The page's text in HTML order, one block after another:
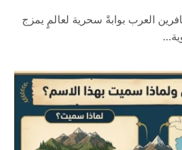
العرب بوابةً سحرية لعالمٍ يمزج